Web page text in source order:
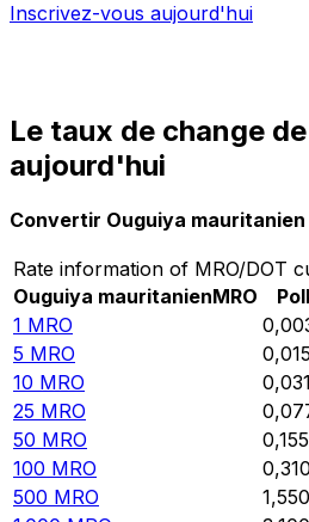
Inscrivez-vous aujourd'hui
Le taux de change
aujourd'hui
Convertir Ouguiya
Rate information of MRO/DOT
Ouguiya mauritanienMRO
1 MRO
5 MRO
10 MRO
25 MRO
50 MRO
100 MRO
500 MRO